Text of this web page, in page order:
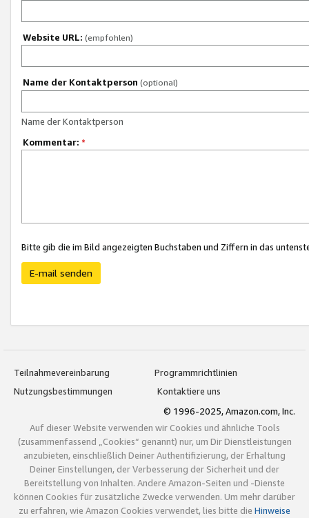
Website URL: (empfohlen)
Name der Kontaktperson (optional)
Name der Kontaktperson
Kommentar: *
Bitte gib die im Bild angezeigten Buchstaben und Ziffern in das
E-mail senden
Teilnahmevereinbarung
Programmrichtlinien
Nutzungsbestimmungen
Kontaktiere uns
© 1996-2025, Amazon.com, Inc.
Auf dieser Website verwenden wir Cookies und ähnliche Tools
(zusammenfassend „Cookies“ genannt) nur, um Dir Dienstleistungen
anzubieten, einschließlich Deiner Authentifizierung, der Erhaltung
Deiner Einstellungen, der Verbesserung der Sicherheit und der
Bereitstellung von Inhalten. Andere Amazon-Seiten und -Dienste
können Cookies für zusätzliche Zwecke verwenden. Um mehr darüber
zu erfahren, wie Amazon Cookies verwendet, lies bitte die Hinweise